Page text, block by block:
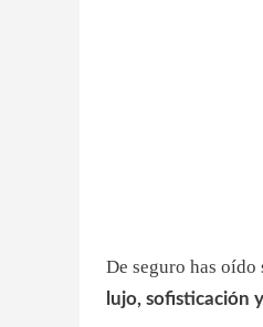
De seguro has
lujo, sofisticación